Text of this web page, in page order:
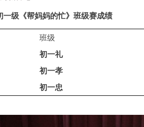
一级《帮妈妈的忙》班级赛成绩
班级
初一礼
初一孝
初一忠